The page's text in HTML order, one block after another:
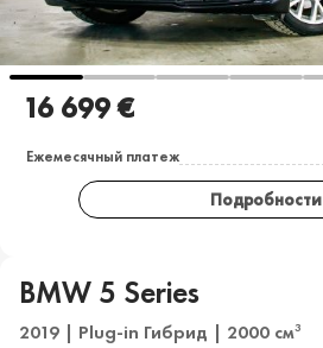
16 699 €
Ежемесячный платеж
Подробности
BMW 5 Series
2019 | Plug-in Гибрид | 2000 см3